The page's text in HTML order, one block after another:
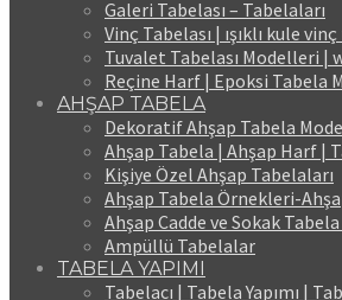
Galeri Tabelası – Tabelaları
Vinç Tabelası | ışıklı kule
Tuvalet Tabelası Modelleri |
Reçine Harf | Epoksi Tabela
AHŞAP TABELA
Dekoratif Ahşap Tabela
Ahşap Tabela | Ahşap Harf |
Kişiye Özel Ahşap Tabelaları
Ahşap Tabela Örnekleri-
Ahşap Cadde ve Sokak
Ampüllü Tabelalar
TABELA YAPIMI
Tabelacı | Tabela Yapımı |